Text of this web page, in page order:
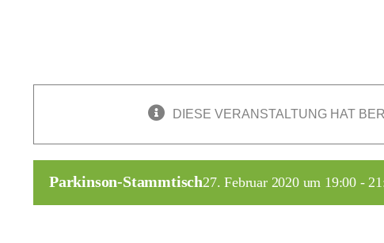
DIESE VERANSTALTUNG HAT
Parkinson-Stammtisch27. Februar 2020 um 19:00 -